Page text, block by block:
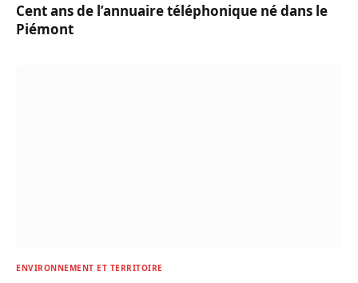
Cent ans de l’annuaire téléphonique né dans le
Piémont
ENVIRONNEMENT ET TERRITOIRE